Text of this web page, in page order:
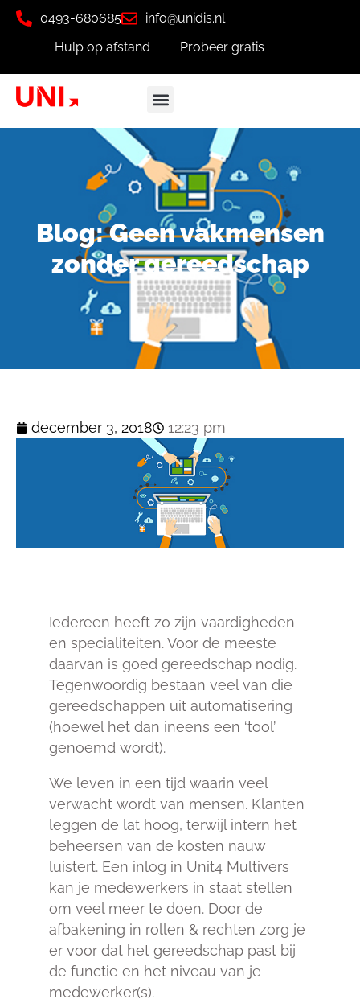
0493-680685
info@unidis.nl
Hulp op afstand
Probeer gratis
Blog: Geen vakmensen
zonder gereedschap
december 3, 2018 12:23 pm
Iedereen heeft zo zijn vaardigheden
en specialiteiten. Voor de meeste
daarvan is goed gereedschap nodig.
Tegenwoordig bestaan veel van die
gereedschappen uit automatisering
(hoewel het dan ineens een ‘tool’
genoemd wordt).
We leven in een tijd waarin veel
verwacht wordt van mensen. Klanten
leggen de lat hoog, terwijl intern het
beheersen van de kosten nauw
luistert. Een inlog in Unit4 Multivers
kan je medewerkers in staat stellen
om veel meer te doen. Door de
afbakening in rollen & rechten zorg je
er voor dat het gereedschap past bij
de functie en het niveau van je
medewerker(s).